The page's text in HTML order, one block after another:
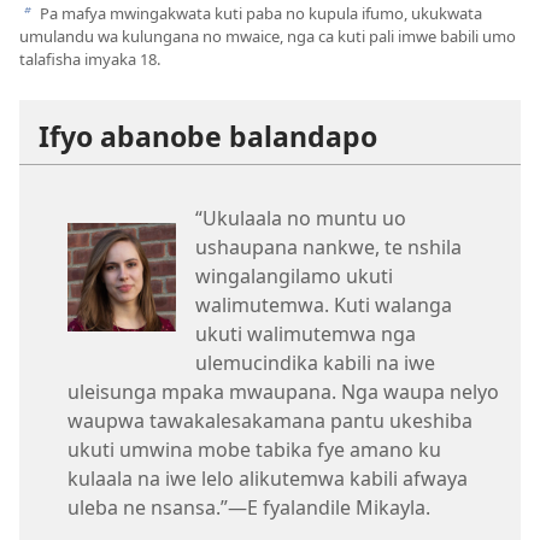
b Pa mafya mwingakwata kuti paba no kupula ifumo, ukukwata
umulandu wa kulungana no mwaice, nga ca kuti pali imwe babili umo
talafisha imyaka 18.
Ifyo abanobe balandapo
“Ukulaala no muntu uo
ushaupana nankwe, te nshila
wingalangilamo ukuti
walimutemwa. Kuti walanga
ukuti walimutemwa nga
ulemucindika kabili na iwe
uleisunga mpaka mwaupana. Nga waupa nelyo
waupwa tawakalesakamana pantu ukeshiba
ukuti umwina mobe tabika fye amano ku
kulaala na iwe lelo alikutemwa kabili afwaya
uleba ne nsansa.”—E fyalandile Mikayla.